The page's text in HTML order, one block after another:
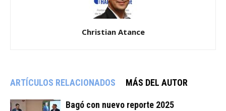
Christian Atance
ARTÍCULOS RELACIONADOS MÁS DEL AUTOR
Bagó con nuevo reporte 2025